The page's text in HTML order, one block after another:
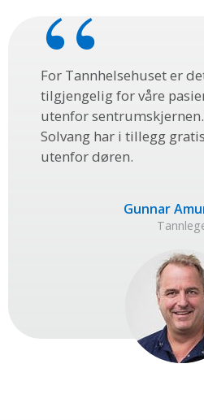
For Tannhelsehuset er
tilgjengelig for våre
utenfor
Solvang har i tillegg
utenfor døren.
Gunnar